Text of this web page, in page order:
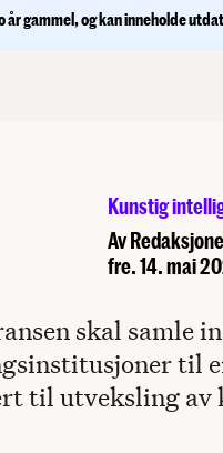
konferansen
år gammel, og kan inneholde
Kunstig
Av
fre. 14. mai
skal samle
til
til utveksling